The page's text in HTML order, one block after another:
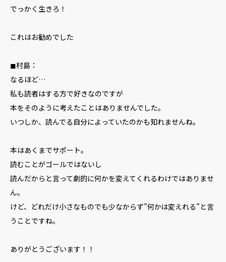
でっかく生きろ！
これはお勧めでした
◼︎村島：
なるほど…
私も読者はする方で好きなのですが
本をそのように考えたことはありませんでした。
いつしか、読んでる自分によっていたのかも知れませんね。
本はあくまでサポート。
読むことがゴールではないし
読んだからと言って劇的に何かを変えてくれるわけではありませ
ん。
けど、どれだけ小さなものでも少なからず”何かは変えれる”と言
うことですね。
ありがとうございます！！